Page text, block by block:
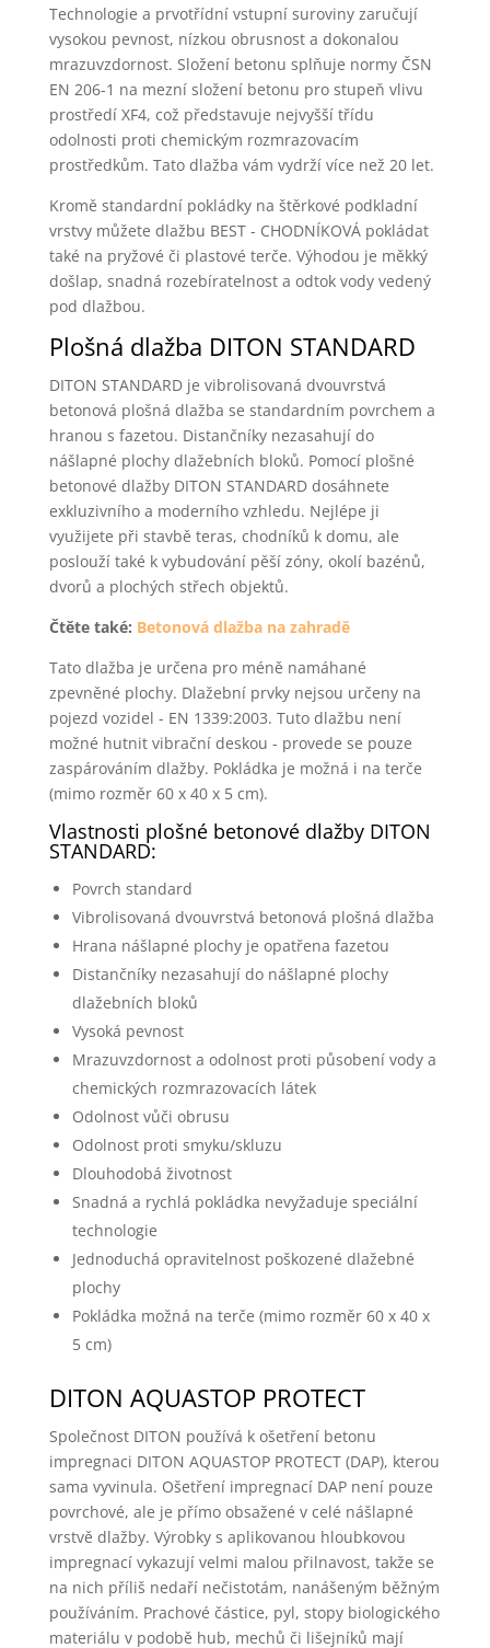
Technologie a prvotřídní vstupní suroviny zaručují
vysokou pevnost, nízkou obrusnost a dokonalou
mrazuvzdornost. Složení betonu splňuje normy ČSN
EN 206-1 na mezní složení betonu pro stupeň vlivu
prostředí XF4, což představuje nejvyšší třídu
odolnosti proti chemickým rozmrazovacím
prostředkům. Tato dlažba vám vydrží více než 20 let.
Kromě standardní pokládky na štěrkové podkladní
vrstvy můžete dlažbu BEST - CHODNÍKOVÁ pokládat
také na pryžové či plastové terče. Výhodou je měkký
došlap, snadná rozebíratelnost a odtok vody vedený
pod dlažbou.
Plošná dlažba DITON STANDARD
DITON STANDARD je vibrolisovaná dvouvrstvá
betonová plošná dlažba se standardním povrchem a
hranou s fazetou. Distančníky nezasahují do
nášlapné plochy dlažebních bloků. Pomocí plošné
betonové dlažby DITON STANDARD dosáhnete
exkluzivního a moderního vzhledu. Nejlépe ji
využijete při stavbě teras, chodníků k domu, ale
poslouží také k vybudování pěší zóny, okolí bazénů,
dvorů a plochých střech objektů.
Čtěte také: Betonová dlažba na zahradě
Tato dlažba je určena pro méně namáhané
zpevněné plochy. Dlažební prvky nejsou určeny na
pojezd vozidel - EN 1339:2003. Tuto dlažbu není
možné hutnit vibrační deskou - provede se pouze
zaspárováním dlažby. Pokládka je možná i na terče
(mimo rozměr 60 x 40 x 5 cm).
Vlastnosti plošné betonové dlažby DITON
STANDARD:
Povrch standard
Vibrolisovaná dvouvrstvá betonová plošná dlažba
Hrana nášlapné plochy je opatřena fazetou
Distančníky nezasahují do nášlapné plochy
dlažebních bloků
Vysoká pevnost
Mrazuvzdornost a odolnost proti působení vody a
chemických rozmrazovacích látek
Odolnost vůči obrusu
Odolnost proti smyku/skluzu
Dlouhodobá životnost
Snadná a rychlá pokládka nevyžaduje speciální
technologie
Jednoduchá opravitelnost poškozené dlažebné
plochy
Pokládka možná na terče (mimo rozměr 60 x 40 x
5 cm)
DITON AQUASTOP PROTECT
Společnost DITON používá k ošetření betonu
impregnaci DITON AQUASTOP PROTECT (DAP), kterou
sama vyvinula. Ošetření impregnací DAP není pouze
povrchové, ale je přímo obsažené v celé nášlapné
vrstvě dlažby. Výrobky s aplikovanou hloubkovou
impregnací vykazují velmi malou přilnavost, takže se
na nich příliš nedaří nečistotám, nanášeným běžným
používáním. Prachové částice, pyl, stopy biologického
materiálu v podobě hub, mechů či lišejníků mají